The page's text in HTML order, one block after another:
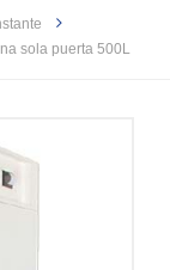
sola puerta 500L